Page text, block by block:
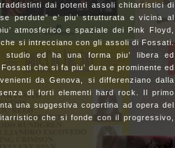
dai potenti assoli chitarristici di
perdute” e’ piu’ strutturata e vicina al
atmosferico e spaziale dei Pink Floyd,
si intrecciano con gli assoli di Fossati.
studio ed ha una forma piu’ libera ed
che si fa piu’ dura e prominente ed
da Genova, si differenziano dalla
di forti elementi hard rock. Il primo
una suggestiva copertina ad opera del
che si fonde con il progressivo,